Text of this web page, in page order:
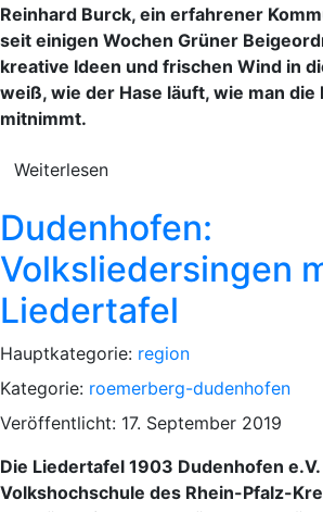
Reinhard Burck, ein erfahrener
seit einigen Wochen Grüner
kreative Ideen und frischen Wind in
weiß, wie der Hase läuft, wie man die
mitnimmt.
Weiterlesen
Dudenhofen:
Volksliedersingen
Liedertafel
Hauptkategorie: region
Kategorie: roemerberg-dudenhofen
Veröffentlicht: 17. September 2019
Die Liedertafel 1903 Dudenhofen
Volkshochschule des Rhein-Pfalz-